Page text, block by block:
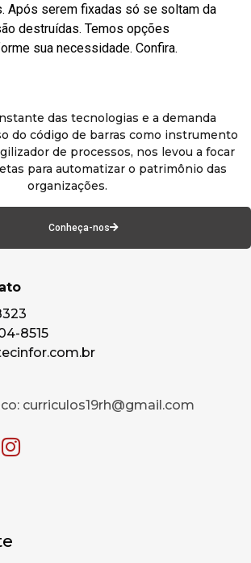
Após serem fixadas só se soltam da
destruídas. Temos opções
sua necessidade. Confira.
das tecnologias e a demanda
do código de barras como instrumento
de processos, nos levou a focar
para automatizar o patrimônio das
organizações.
Conheça-nos
8515
curriculos19rh@gmail.com